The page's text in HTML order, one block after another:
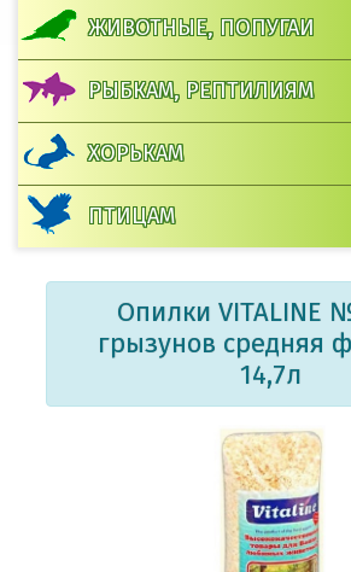
ЖИВОТНЫЕ, ПОПУГАИ
РЫБКАМ, РЕПТИЛИЯМ
ХОРЬКАМ
ПТИЦАМ
Опилки VITALINE
грызунов средняя
14,7л